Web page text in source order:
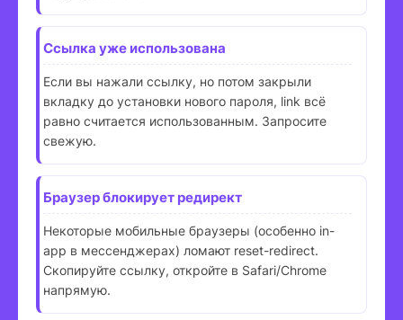
Ссылка уже использована
Если вы нажали ссылку, но потом закрыли
вкладку до установки нового пароля, link всё
равно считается использованным. Запросите
свежую.
Браузер блокирует редирект
Некоторые мобильные браузеры (особенно in-
app в мессенджерах) ломают reset-redirect.
Скопируйте ссылку, откройте в Safari/Chrome
напрямую.